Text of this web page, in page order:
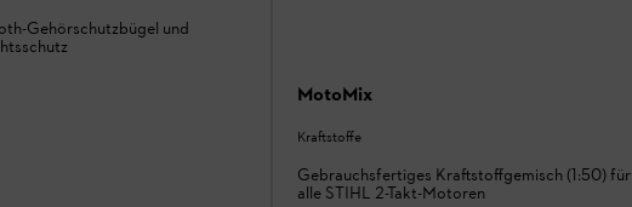
Gehörschutzbügel und
MotoMix
Kraftstoffe
Gebrauchsfertiges Kraftstoffgemisch (1:50) für
alle STIHL 2-Takt-Motoren